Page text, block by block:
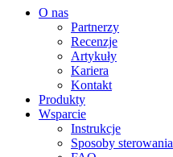
O nas
Partnerzy
Recenzje
Artykuły
Kariera
Kontakt
Produkty
Wsparcie
Instrukcje
Sposoby sterowania